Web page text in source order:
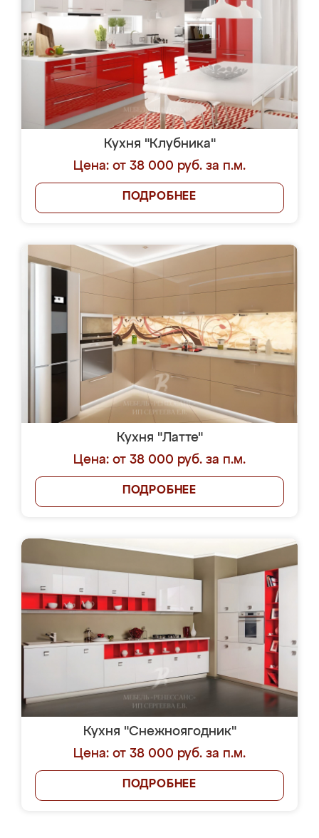
Кухня "Клубника"
Цена: от 38 000 руб. за п.м.
ПОДРОБНЕЕ
Кухня "Латте"
Цена: от 38 000 руб. за п.м.
ПОДРОБНЕЕ
Кухня "Снежноягодник"
Цена: от 38 000 руб. за п.м.
ПОДРОБНЕЕ